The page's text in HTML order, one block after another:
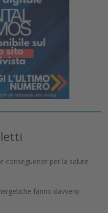
conseguenze per la salute
fanno davvero